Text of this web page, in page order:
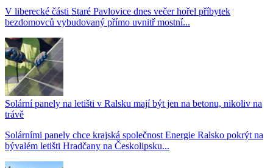
V liberecké části Staré Pavlovice dnes večer hořel příbytek
bezdomovců vybudovaný přímo uvnitř mostní...
Solární panely na letišti v Ralsku mají být jen na betonu, nikoliv na
trávě
Solárními panely chce krajská společnost Energie Ralsko pokrýt na
bývalém letišti Hradčany na Českolipsku...